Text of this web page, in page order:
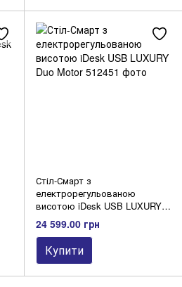
Стіл-Смарт з
електрорегульованою
висотою iDesk USB LUXURY
Duo Motor
24 599.00 грн
Купити